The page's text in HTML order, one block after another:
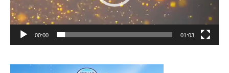
00:00 01:03